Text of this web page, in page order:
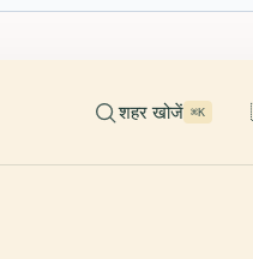
शहर खोजें ⌘K